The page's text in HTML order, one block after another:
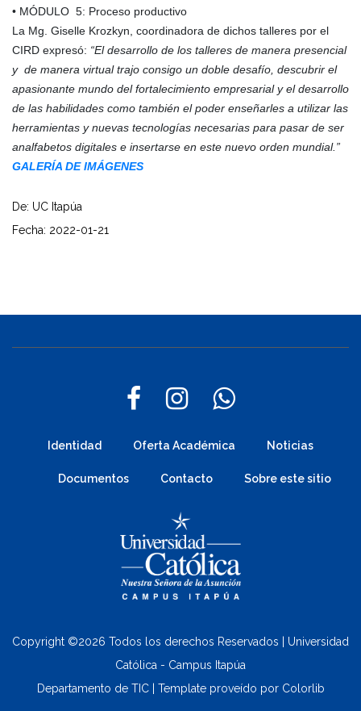
• MÓDULO 5: Proceso productivo
La Mg. Giselle Krozkyn, coordinadora de dichos talleres por el
CIRD expresó: “El desarrollo de los talleres de manera presencial
y de manera virtual trajo consigo un doble desafío, descubrir el
apasionante mundo del fortalecimiento empresarial y el desarrollo
de las habilidades como también el poder enseñarles a utilizar las
herramientas y nuevas tecnologías necesarias para pasar de ser
analfabetos digitales e insertarse en este nuevo orden mundial.”
GALERÍA DE IMÁGENES
De: UC Itapúa
Fecha: 2022-01-21
Identidad Oferta Académica Noticias
Documentos Contacto Sobre este sitio
Copyright ©2026 Todos los derechos Reservados | Universidad
Católica - Campus Itapúa
Departamento de TIC | Template proveído por Colorlib